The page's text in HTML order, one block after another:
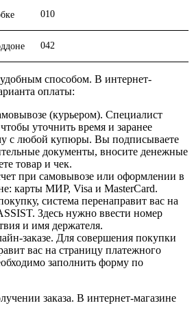
010
042
способом. В интернет-
оплаты:
(курьером). Специалист
уточнить время и заранее
с любой купюры. Вы подписываете
документы, вносите денежные
товар и чек.
при самовывозе или оформлении в
карты МИР, Visa и MasterCard.
система перенаправит вас на
Здесь нужно ввести номер
и имя держателя.
заказе. Для совершения покупки
вас на страницу платежного
заполнить форму по
заказа. В интернет-магазине